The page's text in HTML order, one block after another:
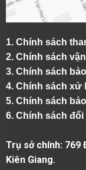
1. Chính sách
2. Chính sách
3. Chính sách
4. Chính sách xử
5. Chính sách
6. Chính sách đổi
Trụ sở chính: 769
Kiên Giang.